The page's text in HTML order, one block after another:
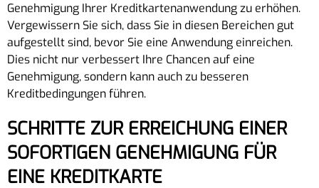
Genehmigung Ihrer Kreditkartenanwendung zu erhöhen.
Vergewissern Sie sich, dass Sie in diesen Bereichen gut
aufgestellt sind, bevor Sie eine Anwendung einreichen.
Dies nicht nur verbessert Ihre Chancen auf eine
Genehmigung, sondern kann auch zu besseren
Kreditbedingungen führen.
SCHRITTE ZUR ERREICHUNG EINER
SOFORTIGEN GENEHMIGUNG FÜR
EINE KREDITKARTE